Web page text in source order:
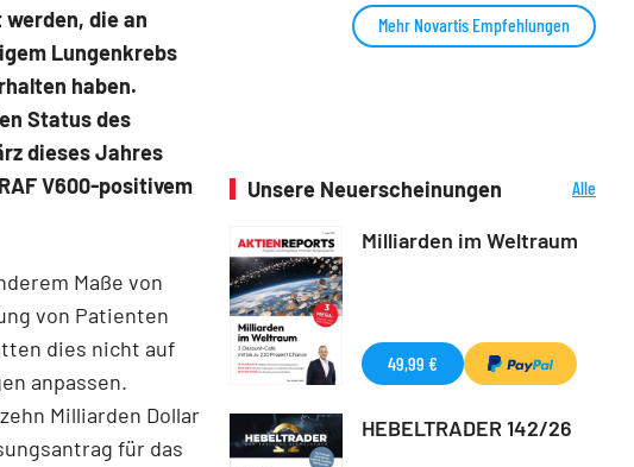
die an
Lungenkrebs
haben.
Status des
dieses Jahres
V600-positivem
Maße von
von Patienten
dies nicht auf
anpassen.
Milliarden Dollar
für das
Mehr Novartis Empfehlungen
Unsere Neuerscheinungen
Alle
Milliarden im Weltraum
49,99 €
HEBELTRADER 142/26